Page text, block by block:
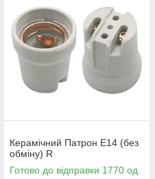
Керамічний Патрон Е14 (без
обміну) R
Готово до відправки 1770 од.